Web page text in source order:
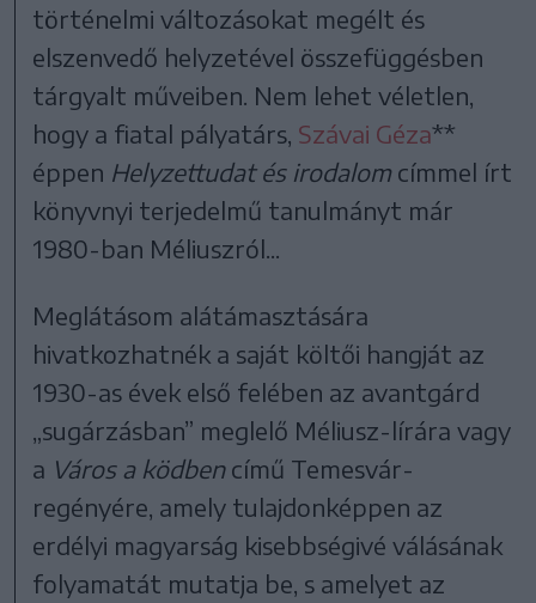
történelmi változásokat megélt és
elszenvedő helyzetével összefüggésben
tárgyalt műveiben. Nem lehet véletlen,
hogy a fiatal pályatárs, Szávai Géza**
éppen Helyzettudat és irodalom címmel írt
könyvnyi terjedelmű tanulmányt már
1980-ban Méliuszról...
Meglátásom alátámasztására
hivatkozhatnék a saját költői hangját az
1930-as évek első felében az avantgárd
„sugárzásban” meglelő Méliusz-lírára vagy
a Város a ködbencímű Temesvár-
regényére, amely tulajdonképpen az
erdélyi magyarság kisebbségivé válásának
folyamatát mutatja be, s amelyet az